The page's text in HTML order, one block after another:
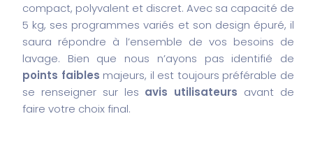
compact, polyvalent et discret. Avec sa capacité de
5 kg, ses programmes variés et son design épuré, il
saura répondre à l’ensemble de vos besoins de
lavage. Bien que nous n’ayons pas identifié de
points faibles majeurs, il est toujours préférable de
se renseigner sur les avis utilisateurs avant de
faire votre choix final.